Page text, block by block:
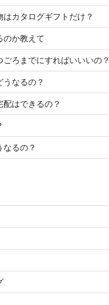
はカタログギフトだけ？
のか教えて
ろまでにすればいいいの？
うなるの？
配はできるの？
なるの？